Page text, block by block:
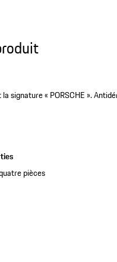
signature « PORSCHE ».
pièces